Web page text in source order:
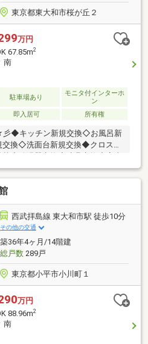
東京都東大和市桜が丘２
万円
67.85m2
南
駐車場あり
モニタ付インターホ
ン
即入居可 所有権
◆キッチン新規交換◇お風呂新
換◇洗面台新規交換◆クロス貼
６５日 年中無休】原則即日ご
無い対応力でお客様の見たい知
住宅ローンに強い！】常時20行
有り。お客様に合わせて適切な
頂きます。
西武拝島線 東大和市駅 徒歩10分
その他の交通
築36年4ヶ月/14階建
総戸数289戸
東京都小平市小川町１
万円
88.96m2
南